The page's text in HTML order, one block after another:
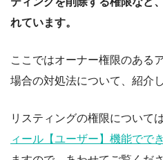
れています。
ここではオーナー権限のある
場合の対処法について、紹介
リスティングの権限については
ィール【ユーザー】機能でで